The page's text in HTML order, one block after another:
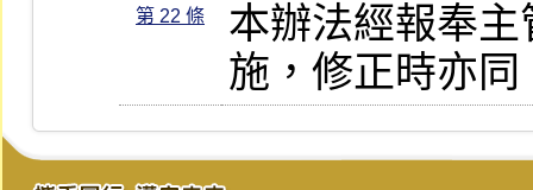
第 22 條
本辦法經報奉
施，修正時亦同